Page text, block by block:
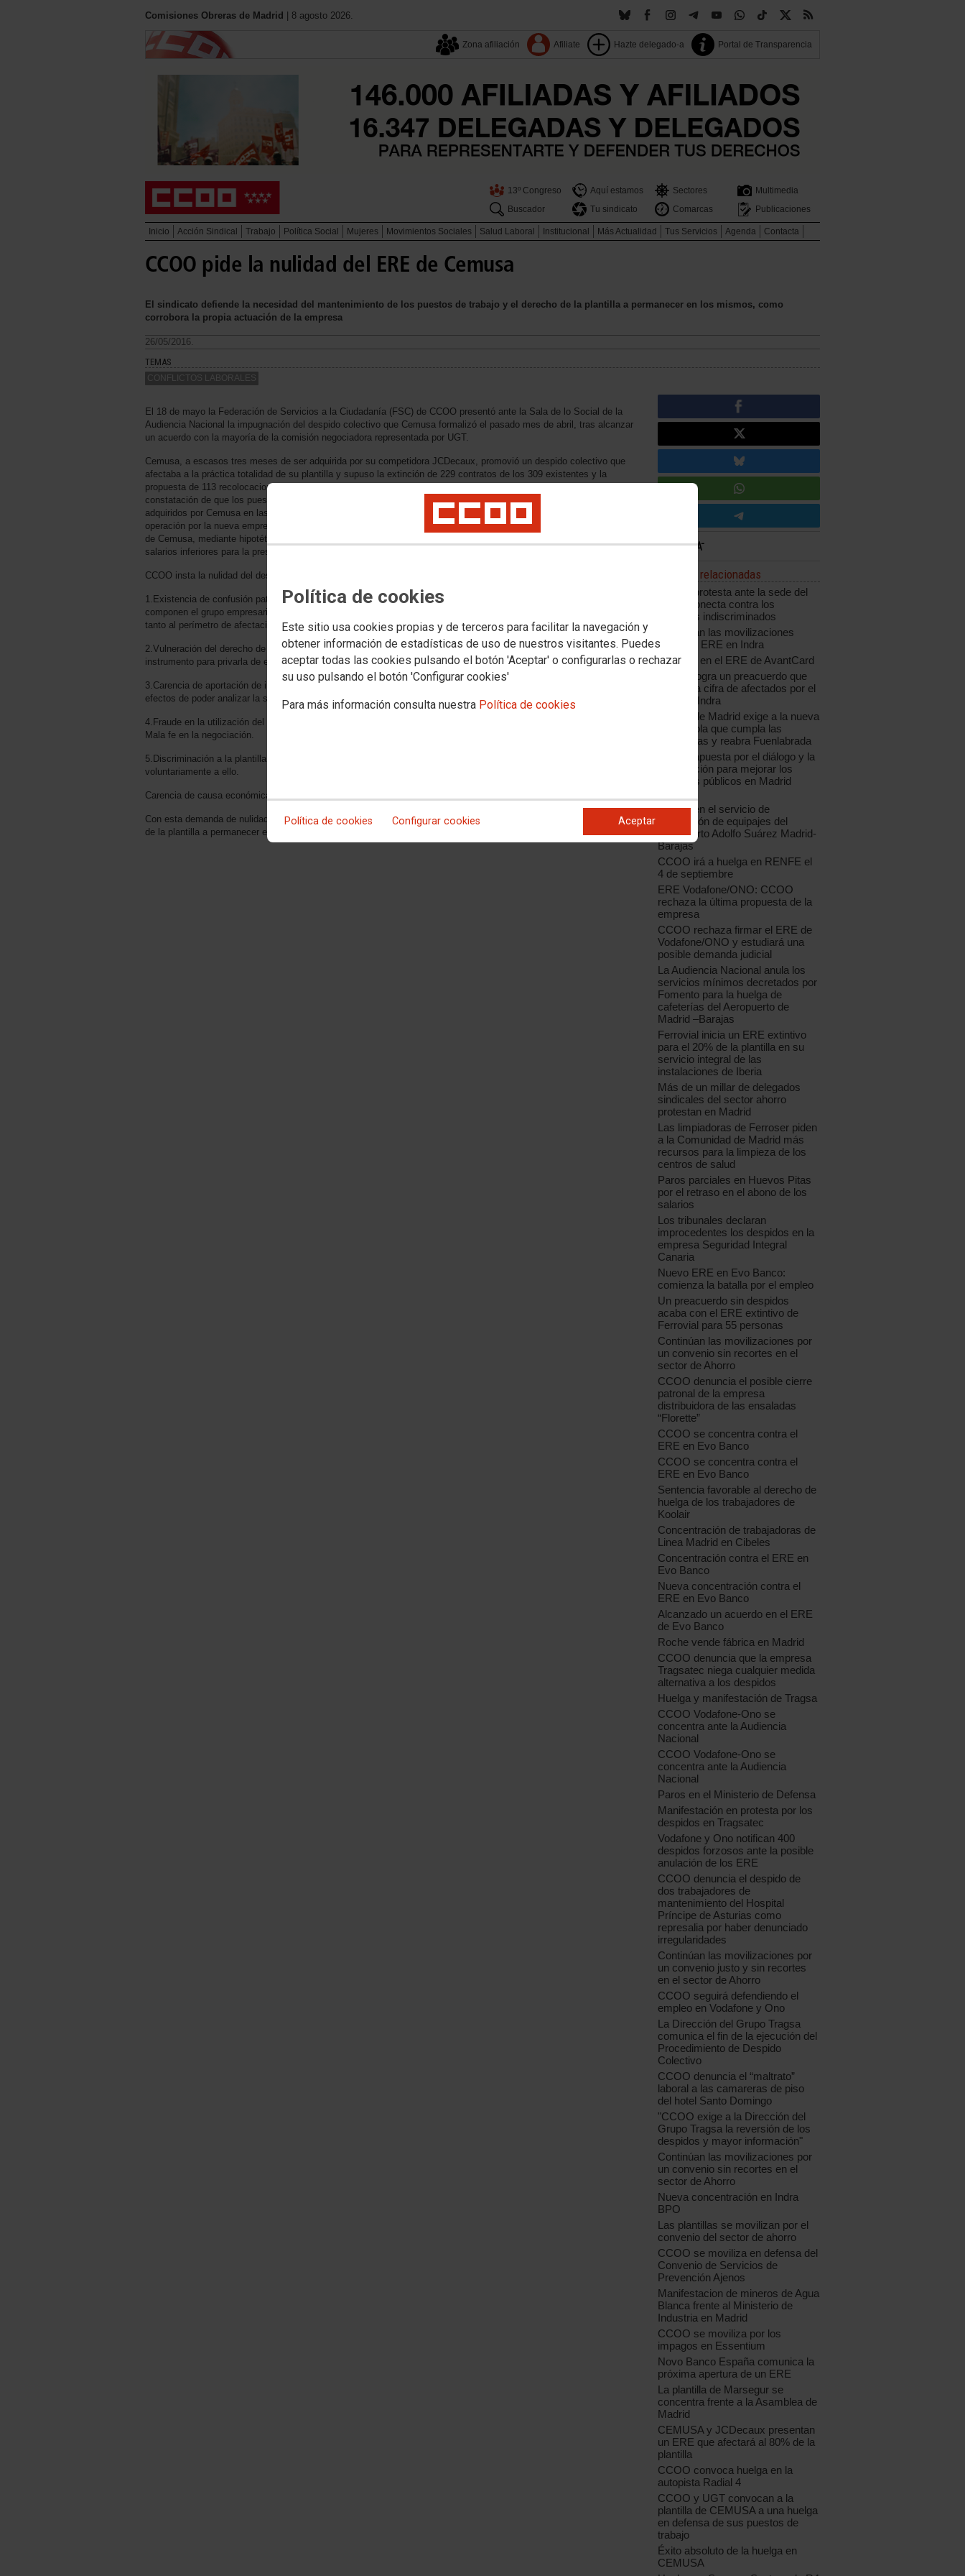
Política de cookies
Este sitio usa cookies propias y de terceros para facilitar la navegación y
obtener información de estadísticas de uso de nuestros visitantes. Puedes
aceptar todas las cookies pulsando el botón 'Aceptar' o configurarlas o rechazar
su uso pulsando el botón 'Configurar cookies'
Para más información consulta nuestra Política de cookies
Política de cookies Configurar cookies Aceptar
Comisiones Obreras de Madrid | 8 agosto 2026.
Zona afiliación Afiliate Hazte delegado-a Portal de Transparencia
13º Congreso Aquí estamos Sectores
Multimedia
Buscador
Tu sindicato Comarcas Publicaciones
Inicio Acción Sindical Trabajo Política Social Mujeres Movimientos Sociales Salud Laboral Institucional Más Actualidad Tus Servicios Agenda Contacta
CCOO pide la nulidad del ERE de Cemusa
El sindicato defiende la necesidad del mantenimiento de los puestos de trabajo y el derecho de la plantilla a permanecer en los mismos, como
corrobora la propia actuación de la empresa
26/05/2016.
TEMAS
CONFLICTOS LABORALES
El 18 de mayo la Federación de Servicios a la Ciudadanía (FSC) de CCOO presentó ante la Sala de lo Social de la
Audiencia Nacional la impugnación del despido colectivo que Cemusa formalizó el pasado mes de abril, tras alcanzar
un acuerdo con la mayoría de la comisión negociadora representada por UGT.
Cemusa, a escasos tres meses de ser adquirida por su competidora JCDecaux, promovió un despido colectivo que
afectaba a la práctica totalidad de su plantilla y supuso la extinción de 229 contratos de los 309 existentes y la
propuesta de 113 recolocaciones en otras empresas del Grupo JCDecaux, lo que CCOO siempre entendió como la
constatación de que los puestos de trabajo continúan siendo imprescindibles para dar cumplimiento a los compromisos
adquiridos por Cemusa en las licitaciones de que es adjudicataria. “Por tanto, el único objetivo buscado con esta
operación por la nueva empresaria real, JCDecaux, es rebajar significativamente las condiciones laborales del personal
de Cemusa, mediante hipotéticas adscripciones ex novo a puestos de trabajo en otras empresas del grupo, con
salarios inferiores para la prestación de idénticos servicios y funciones”, afirma el sindicato.
CCOO insta la nulidad del despido colectivo por los siguientes motivos:
1.Existencia de confusión patrimonial y de plantilla, así como dirección unitaria de las distintas empresas que
componen el grupo empresarial JCDecaux España, conformando un grupo también a efectos laborales, lo que afecta
tanto al perímetro de afectación de los despidos como a la negociación en el período de consultas.
2.Vulneración del derecho de huelga, al haber incidido JCDecaux en Cemusa utilizando su poder de dirección como
instrumento para privarla de efectividad constante en el período de consultas.
3.Carencia de aportación de información preceptiva, así como de otra información solicitada por CCOO, relevante a los
efectos de poder analizar la situación real en búsqueda de alternativas que palíen los efectos del despido colectivo.
4.Fraude en la utilización del despido colectivo, eludiendo los efectos de la sucesión de empresa y/o la subrogación.
Mala fe en la negociación.
5.Discriminación a la plantilla que, estando en los supuestos contemplados para jubilación indemnizada, no accedan
voluntariamente a ello.
Carencia de causa económica y falta de proporcionalidad de la medida.
Con esta demanda de nulidad, CCOO defiende la necesidad del mantenimiento de los puestos de trabajo y el derecho
de la plantilla a permanecer en los mismos, como corrobora la propia actuación de la empresa.
Noticias relacionadas
CCOO protesta ante la sede del
grupo Konecta contra los
despidos indiscriminados
Continúan las movilizaciones
contra el ERE en Indra
Acuerdo en el ERE de AvantCard
CCOO logra un preacuerdo que
reduce la cifra de afectados por el
ERE de Indra
CCOO de Madrid exige a la nueva
Coca-Cola que cumpla las
sentencias y reabra Fuenlabrada
CCOO apuesta por el diálogo y la
negociación para mejorar los
servicios públicos en Madrid
Huelga en el servicio de
facturación de equipajes del
Aeropuerto Adolfo Suárez Madrid-
Barajas
CCOO irá a huelga en RENFE el
4 de septiembre
ERE Vodafone/ONO: CCOO
rechaza la última propuesta de la
empresa
CCOO rechaza firmar el ERE de
Vodafone/ONO y estudiará una
posible demanda judicial
La Audiencia Nacional anula los
servicios mínimos decretados por
Fomento para la huelga de
cafeterías del Aeropuerto de
Madrid –Barajas
Ferrovial inicia un ERE extintivo
para el 20% de la plantilla en su
servicio integral de las
instalaciones de Iberia
Más de un millar de delegados
sindicales del sector ahorro
protestan en Madrid
Las limpiadoras de Ferroser piden
a la Comunidad de Madrid más
recursos para la limpieza de los
centros de salud
Paros parciales en Huevos Pitas
por el retraso en el abono de los
salarios
Los tribunales declaran
improcedentes los despidos en la
empresa Seguridad Integral
Canaria
Nuevo ERE en Evo Banco:
comienza la batalla por el empleo
Un preacuerdo sin despidos
acaba con el ERE extintivo de
Ferrovial para 55 personas
Continúan las movilizaciones por
un convenio sin recortes en el
sector de Ahorro
CCOO denuncia el posible cierre
patronal de la empresa
distribuidora de las ensaladas
“Florette”
CCOO se concentra contra el
ERE en Evo Banco
CCOO se concentra contra el
ERE en Evo Banco
Sentencia favorable al derecho de
huelga de los trabajadores de
Koolair
Concentración de trabajadoras de
Linea Madrid en Cibeles
Concentración contra el ERE en
Evo Banco
Nueva concentración contra el
ERE en Evo Banco
Alcanzado un acuerdo en el ERE
de Evo Banco
Roche vende fábrica en Madrid
CCOO denuncia que la empresa
Tragsatec niega cualquier medida
alternativa a los despidos
Huelga y manifestación de Tragsa
CCOO Vodafone-Ono se
concentra ante la Audiencia
Nacional
CCOO Vodafone-Ono se
concentra ante la Audiencia
Nacional
Paros en el Ministerio de Defensa
Manifestación en protesta por los
despidos en Tragsatec
Vodafone y Ono notifican 400
despidos forzosos ante la posible
anulación de los ERE
CCOO denuncia el despido de
dos trabajadores de
mantenimiento del Hospital
Príncipe de Asturias como
represalia por haber denunciado
irregularidades
Continúan las movilizaciones por
un convenio justo y sin recortes
en el sector de Ahorro
CCOO seguirá defendiendo el
empleo en Vodafone y Ono
La Dirección del Grupo Tragsa
comunica el fin de la ejecución del
Procedimiento de Despido
Colectivo
CCOO denuncia el “maltrato”
laboral a las camareras de piso
del hotel Santo Domingo
"CCOO exige a la Dirección del
Grupo Tragsa la reversión de los
despidos y mayor información"
Continúan las movilizaciones por
un convenio sin recortes en el
sector de Ahorro
Nueva concentración en Indra
BPO
Las plantillas se movilizan por el
convenio del sector de ahorro
CCOO se moviliza en defensa del
Convenio de Servicios de
Prevención Ajenos
Manifestacion de mineros de Agua
Blanca frente al Ministerio de
Industria en Madrid
CCOO se moviliza por los
impagos en Essentium
Novo Banco España comunica la
próxima apertura de un ERE
La plantilla de Marsegur se
concentra frente a la Asamblea de
Madrid
CEMUSA y JCDecaux presentan
un ERE que afectará al 80% de la
plantilla
CCOO convoca huelga en la
autopista Radial 4
CCOO y UGT convocan a la
plantilla de CEMUSA a una huelga
en defensa de sus puestos de
trabajo
Éxito absoluto de la huelga en
CEMUSA